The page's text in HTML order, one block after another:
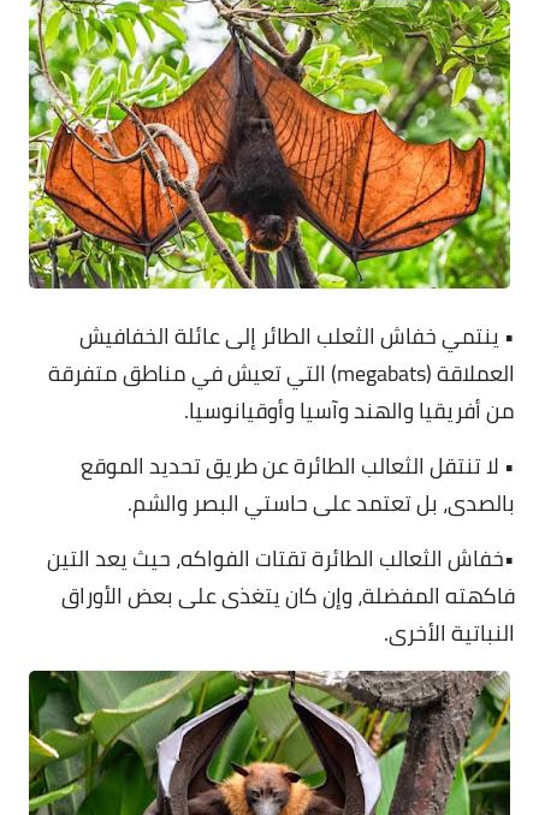
• ينتمي خفاش الثعلب الطائر إلى عائلة الخفافيش
العملاقة (megabats) التي تعيش في مناطق متفرقة
من أفريقيا والهند وآسيا وأوقيانوسيا.
• لا تنتقل الثعالب الطائرة عن طريق تحديد الموقع
بالصدى، بل تعتمد على حاستي البصر والشم.
•خفاش الثعالب الطائرة تقتات الفواكه، حيث يعد التين
فاكهته المفضلة، وإن كان يتغذى على بعض الأوراق
النباتية الأخرى.